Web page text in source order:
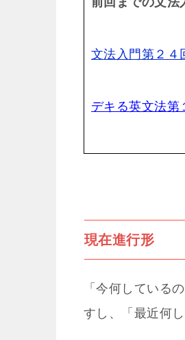
文法入門第２４
デキる英文法第
現在進行形
「今何している
すし、「最近何